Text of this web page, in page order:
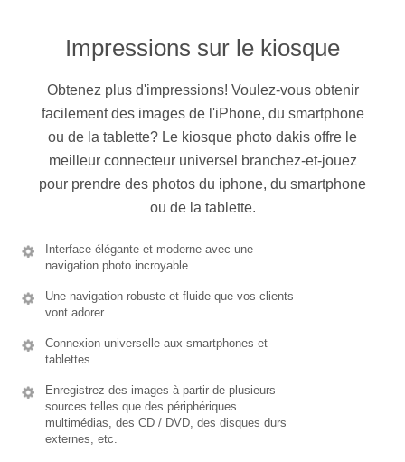
Impressions sur le kiosque
Obtenez plus d'impressions! Voulez-vous obtenir
facilement des images de l'iPhone, du smartphone
ou de la tablette? Le kiosque photo dakis offre le
meilleur connecteur universel branchez-et-jouez
pour prendre des photos du iphone, du smartphone
ou de la tablette.
Interface élégante et moderne avec une
navigation photo incroyable
Une navigation robuste et fluide que vos clients
vont adorer
Connexion universelle aux smartphones et
tablettes
Enregistrez des images à partir de plusieurs
sources telles que des périphériques
multimédias, des CD / DVD, des disques durs
externes, etc.